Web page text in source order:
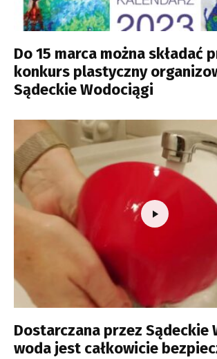
Do 15 marca można składać
konkurs plastyczny
Sądeckie Wodociągi
Dostarczana przez Sądeckie
woda jest całkowicie